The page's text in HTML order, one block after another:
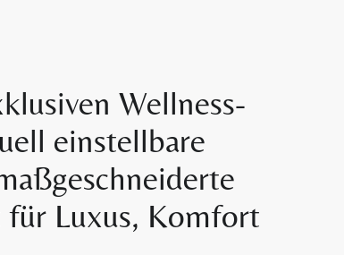
Wellness-
einstellbare
für Luxus, Komfort